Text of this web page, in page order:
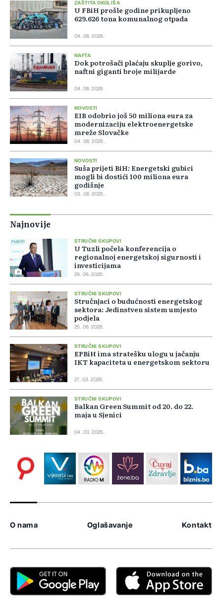
ZAŠTITA OKOLIŠA
U FBiH prošle godine prikupljeno
629.626 tona komunalnog otpada
04. 08. 2026.
NAFTA
Dok potrošači plaćaju skuplje gorivo,
naftni giganti broje milijarde
04. 08. 2026.
NOVOSTI
EIB odobrio još 50 miliona eura za
modernizaciju elektroenergetske
mreže Slovačke
04. 08. 2026.
NOVOSTI
Suša prijeti BiH: Energetski gubici
mogli bi dostići 100 miliona eura
godišnje
03. 08. 2026.
Najnovije
STRUČNI SKUPOVI
U Tuzli počela konferencija o
regionalnoj energetskoj sigurnosti i
investicijama
29. 06. 2026.
STRUČNI SKUPOVI
Stručnjaci o budućnosti energetskog
sektora: Jedinstven sistem umjesto
podjela
25. 06. 2026.
STRUČNI SKUPOVI
EPBiH ima stratešku ulogu u jačanju
IKT kapaciteta u energetskom sektoru
27. 03. 2026.
STRUČNI SKUPOVI
Balkan Green Summit od 20. do 22.
maja u Sjenici
04. 03. 2026.
O nama Oglašavanje Kontakt